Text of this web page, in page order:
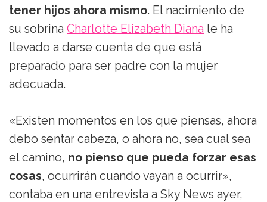
tener hijos ahora mismo. El nacimiento de
su sobrina Charlotte Elizabeth Diana le ha
llevado a darse cuenta de que está
preparado para ser padre con la mujer
adecuada.
«Existen momentos en los que piensas, ahora
debo sentar cabeza, o ahora no, sea cual sea
el camino, no pienso que pueda forzar esas
cosas, ocurrirán cuando vayan a ocurrir»,
contaba en una entrevista a Sky News ayer,